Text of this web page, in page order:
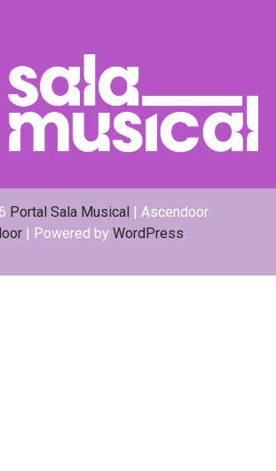
Portal Sala Musical
| Ascendoor
| Powered by WordPress.